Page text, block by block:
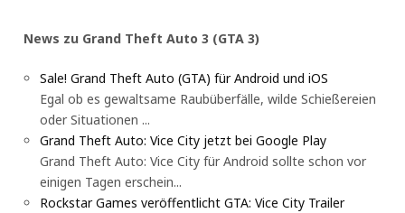
News zu Grand Theft Auto 3 (GTA 3)
Sale! Grand Theft Auto (GTA) für Android und iOS
Egal ob es gewaltsame Raubüberfälle, wilde Schießereien
oder Situationen ...
Grand Theft Auto: Vice City jetzt bei Google Play
Grand Theft Auto: Vice City für Android sollte schon vor
einigen Tagen erschein...
Rockstar Games veröffentlicht GTA: Vice City Trailer